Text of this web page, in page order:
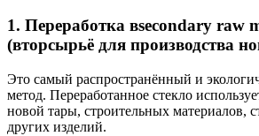
1. Переработка вsecondary raw
(вторсырьё для производства
Это самый распространённый и
метод. Переработанное стекло
новой тары, строительных материалов,
других изделий.